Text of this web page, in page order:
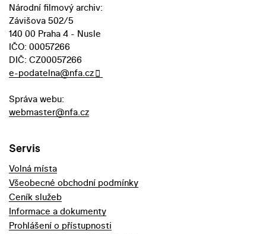
Národní filmový archiv:
Závišova 502/5
140 00 Praha 4 - Nusle
IČO: 00057266
DIČ: CZ00057266
e-podatelna@nfa.cz
Správa webu:
webmaster@nfa.cz
Servis
Volná místa
Všeobecné obchodní podmínky
Ceník služeb
Informace a dokumenty
Prohlášení o přístupnosti